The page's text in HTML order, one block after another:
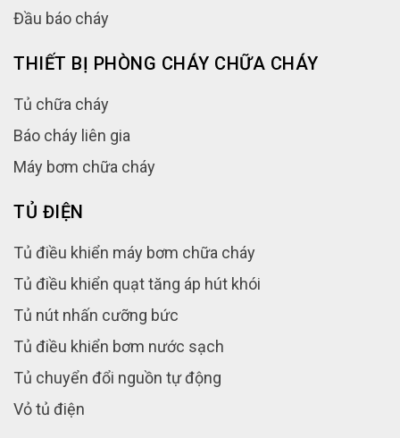
Đầu báo cháy
THIẾT BỊ PHÒNG CHÁY CHỮA CHÁY
Tủ chữa cháy
Báo cháy liên gia
Máy bơm chữa cháy
TỦ ĐIỆN
Tủ điều khiển máy bơm chữa cháy
Tủ điều khiển quạt tăng áp hút khói
Tủ nút nhấn cưỡng bức
Tủ điều khiển bơm nước sạch
Tủ chuyển đổi nguồn tự động
Vỏ tủ điện